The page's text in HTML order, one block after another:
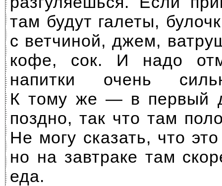
там будут галеты,
с ветчиной, джем,
кофе, сок. И надо
напитки очень
К тому же — в первый
поздно, так что там
Не могу сказать, что
но на завтраке там
еда.